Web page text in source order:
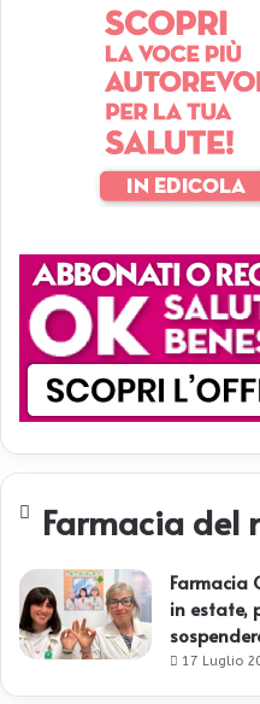
Farmacia del
Farmacia
in estate,
17 Luglio